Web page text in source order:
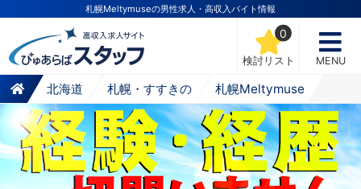
札幌Meltymuseの男性求人・高収入バイト情報
検討リスト
0
MENU
北海道 札幌・すすきの 札幌Meltymuse